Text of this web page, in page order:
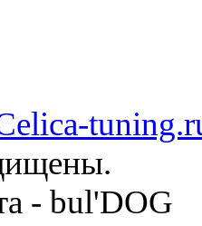
- bul'DOG